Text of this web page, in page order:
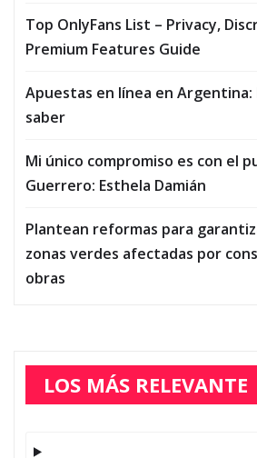
Top OnlyFans List – Privacy,
Premium Features Guide
Apuestas en línea en Argentina:
saber
Mi único compromiso es con el
Guerrero: Esthela Damián
Plantean reformas para
zonas verdes afectadas por
obras
LOS MÁS RELEVANTE